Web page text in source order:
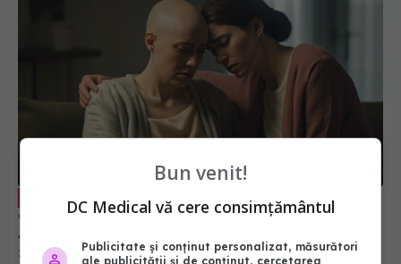
EXCLUSIV Ce trebuie să știi dacă ai avut o rudă
diagnosticată cu cancer. Conf. dr. Viorica Rădoi:
Anamneză amănunțită și un istoric familial
28 iun 2025, 17:59
Bun venit!
DC Medical vă cere consimțământul
Publicitate și conținut personalizat, măsurători
ale publicității și de conținut, cercetarea